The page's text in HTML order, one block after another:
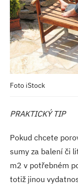
Foto iStock
PRAKTICKÝ TIP
Pokud chcete
sumy za balení či
m2 v potřebném
totiž jinou